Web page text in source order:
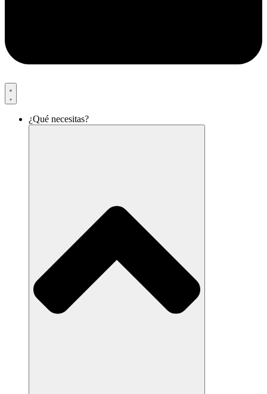
¿Qué necesitas?